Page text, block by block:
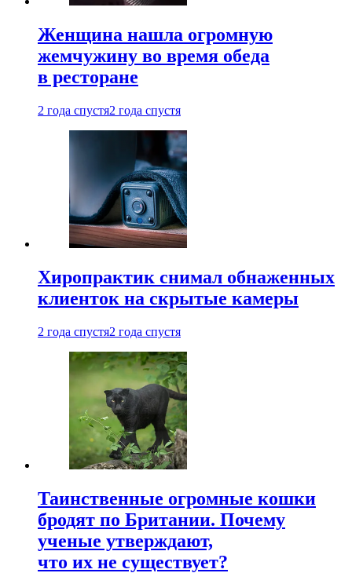
Женщина нашла огромную
жемчужину во время обеда
в ресторане
2 года спустя2 года спустя
Хиропрактик снимал обнаженных
клиенток на скрытые камеры
2 года спустя2 года спустя
Таинственные огромные кошки
бродят по Британии. Почему
ученые утверждают,
что их не существует?